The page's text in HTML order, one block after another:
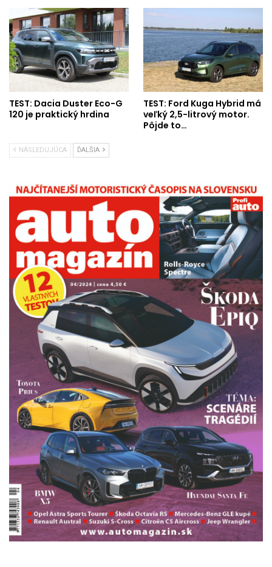
TEST: Dacia Duster Eco-G
120 je praktický hrdina
TEST: Ford Kuga Hybrid má
veľký 2,5-litrový motor.
Pôjde to…
NÁSLEDUJÚCA ĎALŠIA